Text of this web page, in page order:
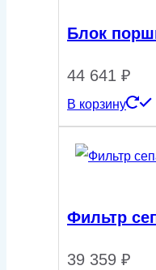
Блок
44 641 ₽
В корзину
Фильтр
39 359 ₽